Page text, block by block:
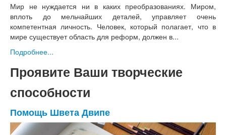
Мир не нуждается ни в каких преобразованиях. Миром,
вплоть до мельчайших деталей, управляет очень
компетентная личность. Человек, который полагает, что в
мире существует область для реформ, должен в...
Подробнее...
Проявите Ваши творческие
способности
Помощь Швета Двипе